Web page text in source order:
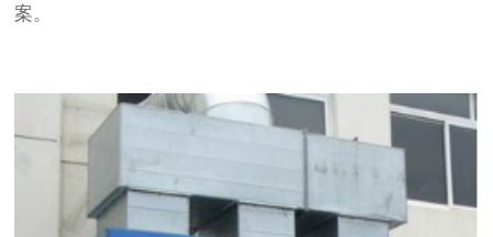
案。